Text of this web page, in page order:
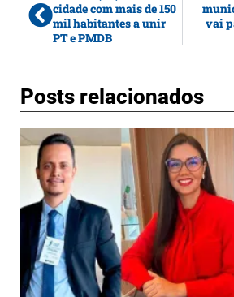
cidade com mais de 150
mil habitantes a unir
PT e PMDB
vai
Posts relacionados